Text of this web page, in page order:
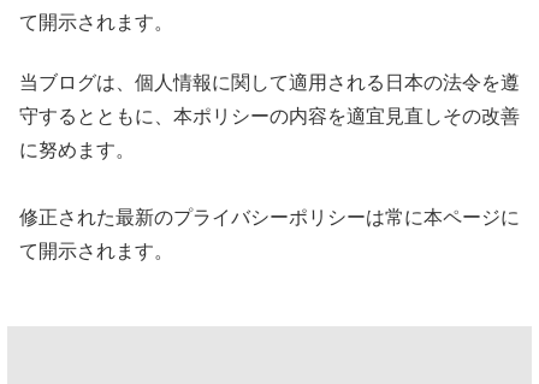
て開示されます。
当ブログは、個人情報に関して適用される日本の法令を遵
守するとともに、本ポリシーの内容を適宜見直しその改善
に努めます。
修正された最新のプライバシーポリシーは常に本ページに
て開示されます。